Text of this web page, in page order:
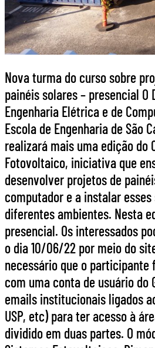
Nova turma do curso sobre
painéis solares – presencial O
Engenharia Elétrica e de
Escola de Engenharia de São
realizará mais uma edição do
Fotovoltaico, iniciativa que
desenvolver projetos de
computador e a instalar
diferentes ambientes. Nesta
presencial. Os interessados
o dia 10/06/22 por meio do
necessário que o participante
com uma conta de usuário do
emails institucionais ligados
USP, etc) para ter acesso à
dividido em duas partes. O